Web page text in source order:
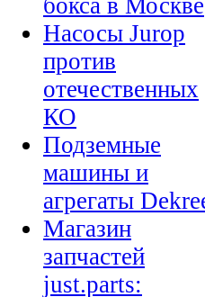
бокса в Москве
Насосы Jurop
против
отечественных
КО
Подземные
машины и
агрегаты
Магазин
запчастей
just.parts: